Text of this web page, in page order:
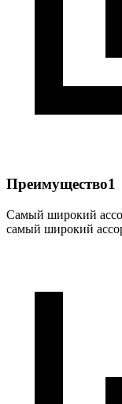
Преимущество1
Самый широкий
самый широкий